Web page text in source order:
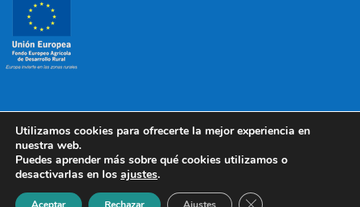
© 2022 Mancomunidad Sierra del RicónDiseño EDB|
Todos los derechos reservados
Política de Protección de Datos
Cookies
Utilizamos cookies para ofrecerte la mejor experiencia en
nuestra web.
Puedes aprender más sobre qué cookies utilizamos o
desactivarlas en los ajustes.
Cerrar el banner de